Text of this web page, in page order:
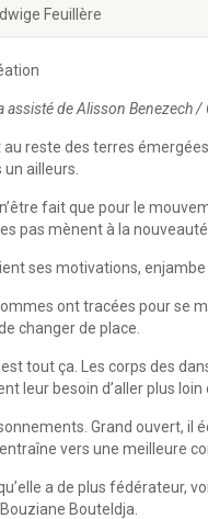
Feuillère
assisté de Alisson Benezech
reste des terres
ailleurs.
fait que pour le
pas mènent à la nouveauté.
ses motivations,
ont tracées pour se
changer de place.
tout ça. Les corps des
leur besoin d’aller plus loin
Grand ouvert, il
vers une meilleure
qu’elle a de plus
Bouteldja.